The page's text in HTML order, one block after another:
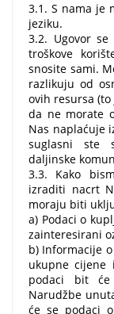
3.1. S nama je
jeziku.
3.2. Ugovor
troškove
snosite sami.
razlikuju od
ovih resursa
da ne morate
Nas naplaćuje
suglasni ste
daljinske
3.3. Kako
izraditi nacrt
moraju biti
a) Podaci o
zainteresirani
b) Informacije
ukupne cijene
podaci bit
Narudžbe
će se podaci